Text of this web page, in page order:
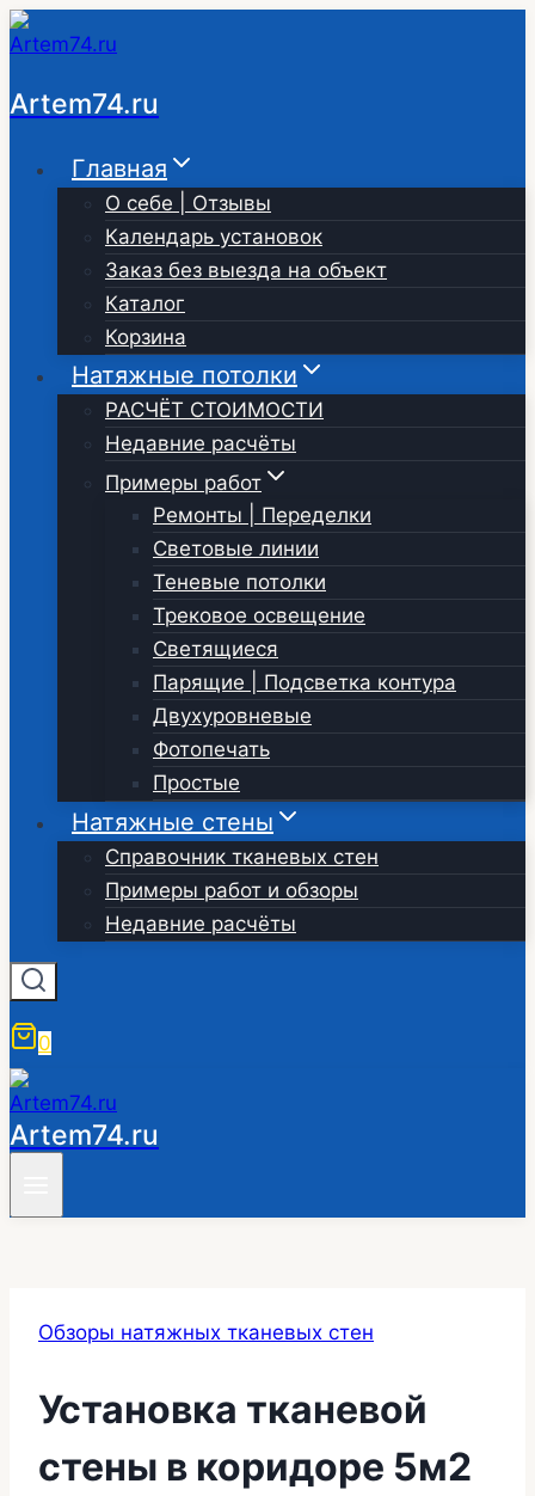
Перейти
к
содержимому
Artem74.ru
Главная
О себе | Отзывы
Календарь установок
Заказ без выезда на объект
Каталог
Корзина
Натяжные потолки
РАСЧЁТ СТОИМОСТИ
Недавние расчёты
Примеры работ
Ремонты | Переделки
Световые линии
Теневые потолки
Трековое освещение
Светящиеся
Парящие | Подсветка контура
Двухуровневые
Фотопечать
Простые
Натяжные стены
Справочник тканевых стен
Примеры работ и обзоры
Недавние расчёты
0
Artem74.ru
Обзоры натяжных тканевых стен
Установка тканевой
стены в коридоре 5м2